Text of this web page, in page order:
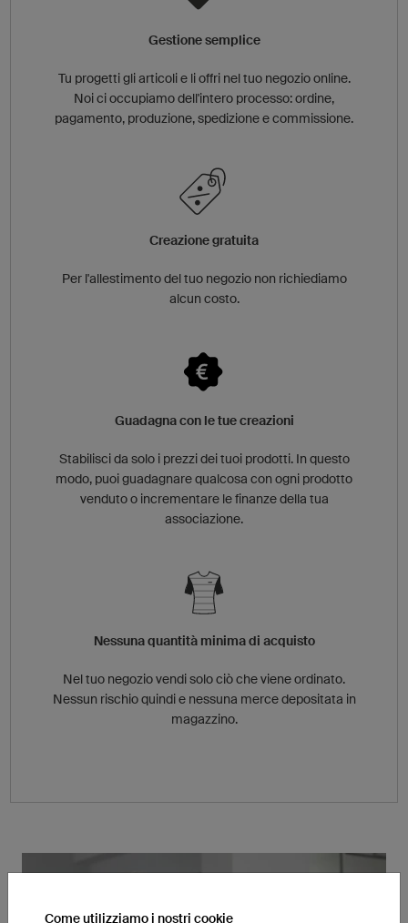
Gestione semplice
Tu progetti gli articoli e li offri nel tuo negozio online.
Noi ci occupiamo dell'intero processo: ordine,
pagamento, produzione, spedizione e commissione.
Creazione gratuita
Per l'allestimento del tuo negozio non richiediamo
alcun costo.
Guadagna con le tue creazioni
Stabilisci da solo i prezzi dei tuoi prodotti. In questo
modo, puoi guadagnare qualcosa con ogni prodotto
venduto o incrementare le finanze della tua
associazione.
Nessuna quantità minima di acquisto
Nel tuo negozio vendi solo ciò che viene ordinato.
Nessun rischio quindi e nessuna merce depositata in
magazzino.
Come utilizziamo i nostri cookie